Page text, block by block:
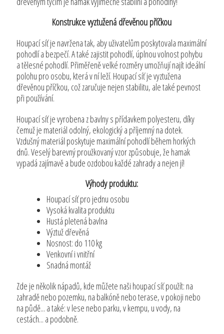
Konstrukce vyztužená dřevěnou příčkou
Houpací síť je navržena tak, aby uživatelům poskytovala maximální
pohodlí a bezpečí. A také zajistit pohodlí, úplnou volnost pohybu
a tělesné pohodlí. Přiměřeně velké rozměry umožňují najít ideální
polohu pro osobu, která v ní leží. Houpací síť je vyztužena
dřevěnou příčkou, což zaručuje nejen stabilitu, ale také pevnost
při používání.
Houpací síť je vyrobena z bavlny s přídavkem polyesteru, díky
čemuž je materiál odolný, ekologický a příjemný na dotek.
Vzdušný materiál poskytuje maximální pohodlí během horkých
dnů. Veselý barevný proužkovaný vzor způsobuje, že hamak
vypadá zajímavě a bude ozdobou každé zahrady a nejen jí!
Výhody produktu:
Houpací síť pro jednu osobu
Vysoká kvalita produktu
Hustá pletená bavlna
Výztuž dřevěná
Nosnost: do 110 kg
Venkovní i vnitřní
Snadná montáž
Zde je několik nápadů, kde můžete naši houpací síť použít: na
zahradě nebo pozemku, na balkóně nebo terase, v pokoji nebo
na půdě... a také: v lese nebo parku, v kempu, u vody, na
cestách... a podobně.